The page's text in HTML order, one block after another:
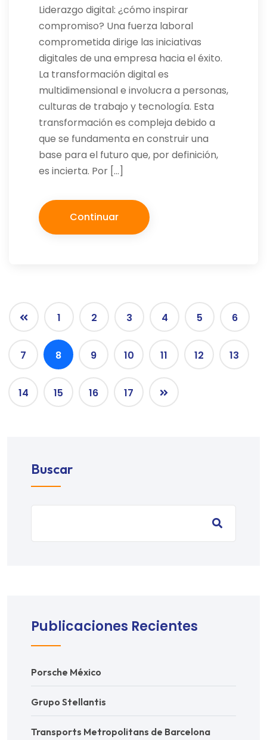
Liderazgo digital: ¿cómo inspirar
compromiso? Una fuerza laboral
comprometida dirige las iniciativas
digitales de una empresa hacia el éxito.
La transformación digital es
multidimensional e involucra a personas,
culturas de trabajo y tecnología. Esta
transformación es compleja debido a
que se fundamenta en construir una
base para el futuro que, por definición,
es incierta. Por […]
Continuar
1 2 3 4 5 6
7 8 9 10 11 12 13
14 15 16 17
Buscar
Publicaciones Recientes
Porsche México
Grupo Stellantis
Transports Metropolitans de Barcelona